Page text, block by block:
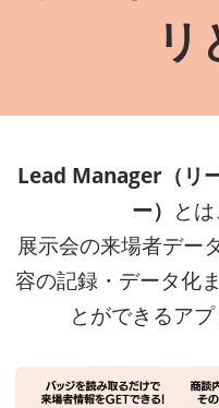
リ
Lead Manager（リ
ー） とは
展示会の来場者デー
容の記録・データ化
とができるアプ